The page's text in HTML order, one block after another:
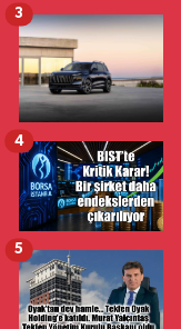
3
4
5